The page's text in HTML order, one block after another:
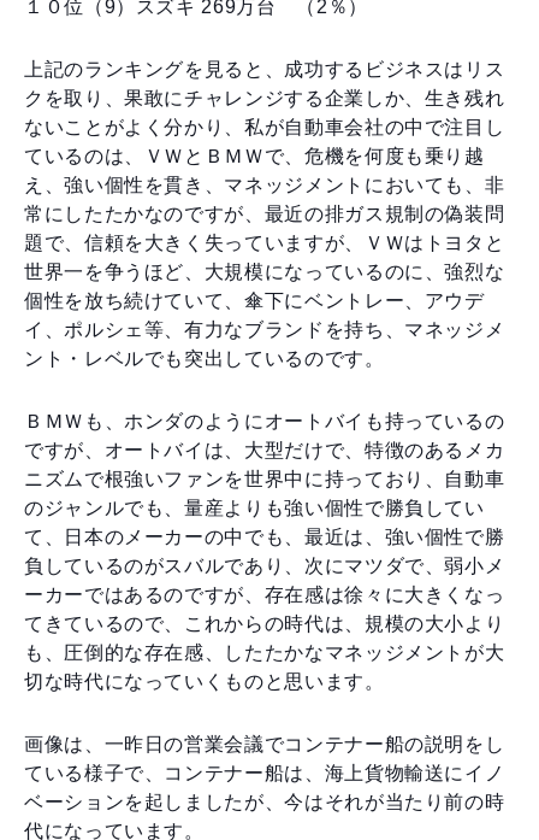
１０位（9）スズキ 269万台 （2％）
上記のランキングを見ると、成功するビジネスはリス
クを取り、果敢にチャレンジする企業しか、生き残れ
ないことがよく分かり、私が自動車会社の中で注目し
ているのは、ＶＷとＢＭＷで、危機を何度も乗り越
え、強い個性を貫き、マネッジメントにおいても、非
常にしたたかなのですが、最近の排ガス規制の偽装問
題で、信頼を大きく失っていますが、ＶＷはトヨタと
世界一を争うほど、大規模になっているのに、強烈な
個性を放ち続けていて、傘下にベントレー、アウデ
イ、ポルシェ等、有力なブランドを持ち、マネッジメ
ント・レベルでも突出しているのです。
ＢＭＷも、ホンダのようにオートバイも持っているの
ですが、オートバイは、大型だけで、特徴のあるメカ
ニズムで根強いファンを世界中に持っており、自動車
のジャンルでも、量産よりも強い個性で勝負してい
て、日本のメーカーの中でも、最近は、強い個性で勝
負しているのがスバルであり、次にマツダで、弱小メ
ーカーではあるのですが、存在感は徐々に大きくなっ
てきているので、これからの時代は、規模の大小より
も、圧倒的な存在感、したたかなマネッジメントが大
切な時代になっていくものと思います。
画像は、一昨日の営業会議でコンテナー船の説明をし
ている様子で、コンテナー船は、海上貨物輸送にイノ
ベーションを起しましたが、今はそれが当たり前の時
代になっています。